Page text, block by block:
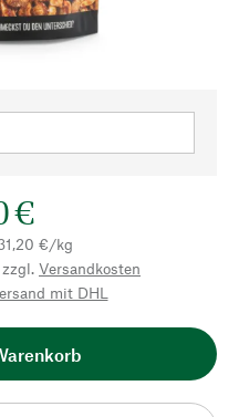
€
€/kg
Versandkosten
mit DHL